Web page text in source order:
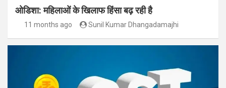
ओडिशा: महिलाओं के खिलाफ हिंसा बढ़ रही है
11 months ago Sunil Kumar Dhangadamajhi